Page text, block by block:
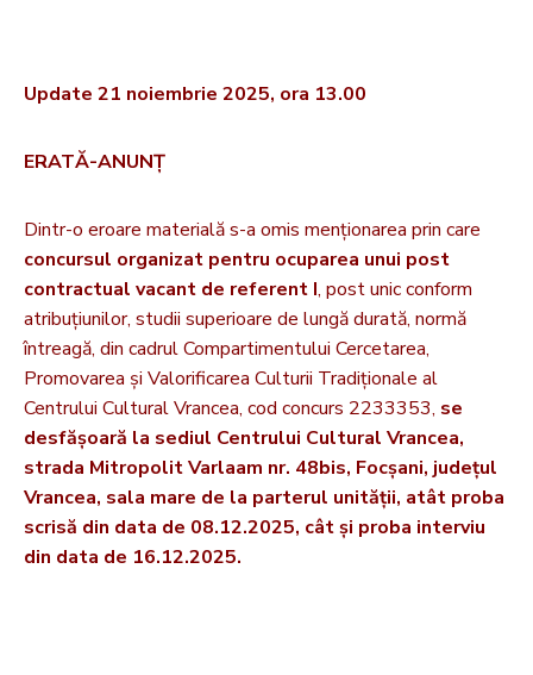
Update 21 noiembrie 2025, ora 13.00
ERATĂ-ANUNȚ
Dintr-o eroare materială s-a omis menționarea prin care
concursul organizat pentru ocuparea unui post
contractual vacant de referent I, post unic conform
atribuțiunilor, studii superioare de lungă durată, normă
întreagă, din cadrul Compartimentului Cercetarea,
Promovarea și Valorificarea Culturii Tradiționale al
Centrului Cultural Vrancea, cod concurs 2233353, se
desfășoară la sediul Centrului Cultural Vrancea,
strada Mitropolit Varlaam nr. 48bis, Focșani, județul
Vrancea, sala mare de la parterul unității, atât proba
scrisă din data de 08.12.2025, cât și proba interviu
din data de 16.12.2025.